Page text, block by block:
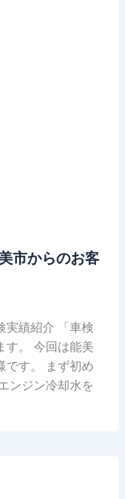
市からのお客
実績紹介 「車検
す。 今回は能美
です。 まず初め
ンジン冷却水を